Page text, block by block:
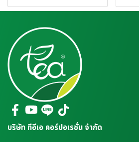
บริษัท ทีอีเอ คอร์ปอเรชั่น จำกัด